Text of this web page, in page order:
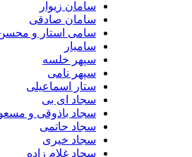
سامان زیوار
سامان صادقی
سامی استار و محسن راد
سامیار
سپهر خلسه
سپهر نامی
ستار اسماعیلی
سجاد ای بی
سجاد باذوقی و مسعود بیات
سجاد حاتمی
سجاد خیری
سجاد غلام زاده